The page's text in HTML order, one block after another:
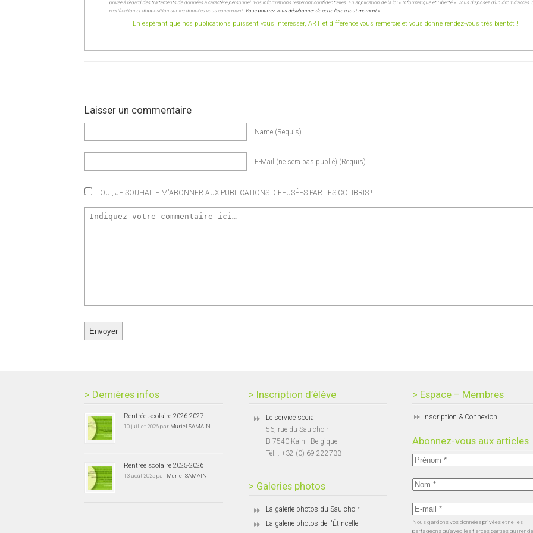
privée à l’égard des traitements de données à caractère personnel. Vos informations resteront confidentielles. En application de la loi « Informatique et Liberté », vous disposez d’un droit d’accès,
rectification et d’opposition sur les données vous concernant. Vous pourrez vous désabonner de cette liste à tout moment ».
En espérant que nos publications puissent vous intéresser, ART et différence vous remercie et vous donne rendez-vous très bientôt !
Laisser un commentaire
Name (requis)
E-Mail (ne sera pas publié) (requis)
OUI, JE SOUHAITE M'ABONNER AUX PUBLICATIONS DIFFUSÉES PAR LES COLIBRIS !
> Dernières infos
Rentrée scolaire 2026-2027
10 juillet 2026 par Muriel SAMAIN
Rentrée scolaire 2025-2026
13 août 2025 par Muriel SAMAIN
> Inscription d’élève
Le service social
56, rue du Saulchoir
B-7540 Kain | Belgique
Tél. : +32 (0) 69 222733
> Galeries photos
La galerie photos du Saulchoir
La galerie photos de l'Étincelle
> Espace – Membres
Inscription & Connexion
Abonnez-vous aux articles
Nous gardons vos données privées et ne les
partageons qu’avec les tierces parties qui